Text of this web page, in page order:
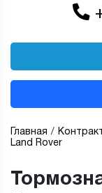
Главная
Land Rover